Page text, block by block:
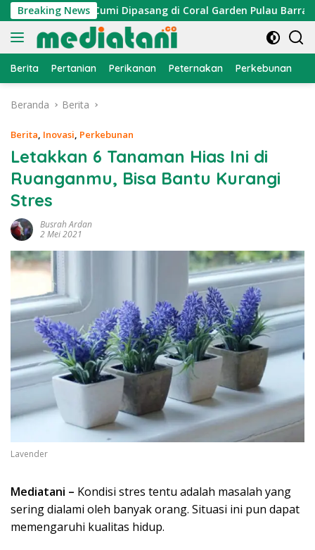
Langsung
ke
konten
Breaking News
Cumi Dipasang di Coral Garden Pulau Barrang Caddi
Berita Pertanian Perikanan Peternakan Perkebunan
Beranda Berita
Berita, Inovasi, Perkebunan
Letakkan 6 Tanaman Hias Ini di
Ruanganmu, Bisa Bantu Kurangi
Stres
Busrah Ardan
2 Mei 2021
Lavender
Mediatani – Kondisi stres tentu adalah masalah yang
sering dialami oleh banyak orang. Situasi ini pun dapat
memengaruhi kualitas hidup.